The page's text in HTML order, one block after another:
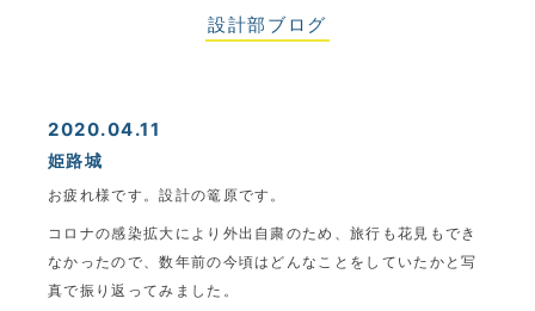
設計部ブログ
2020.04.11
姫路城
お疲れ様です。設計の篭原です。
コロナの感染拡大により外出自粛のため、旅行も花見もでき
なかったので、数年前の今頃はどんなことをしていたかと写
真で振り返ってみました。